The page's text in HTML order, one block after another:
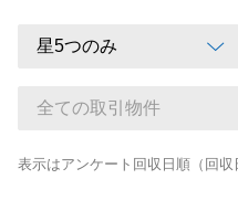
表示はアンケート回収日順（回収